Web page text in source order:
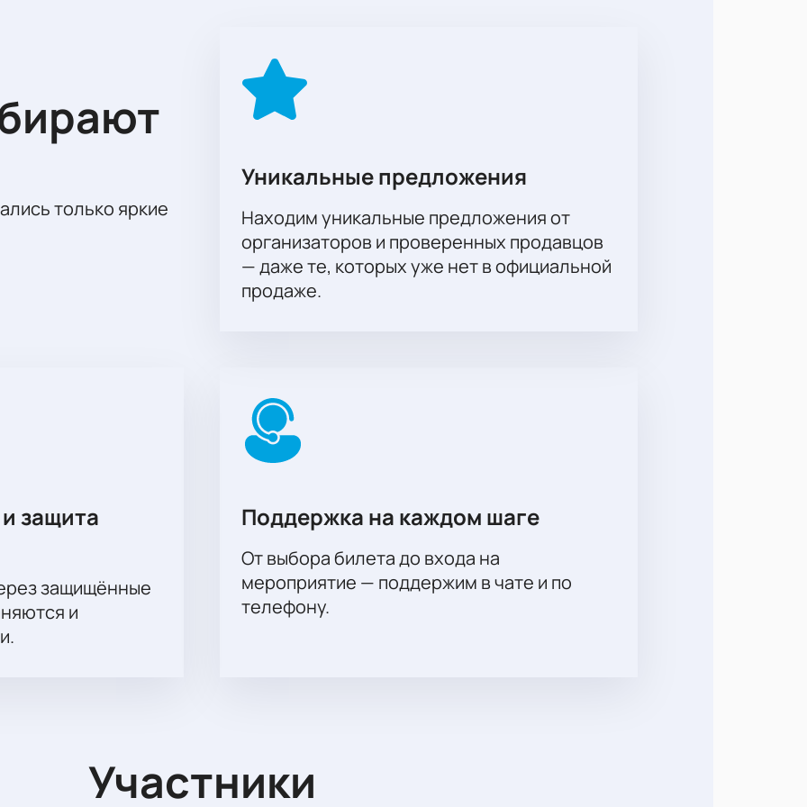
дарит незабываемые эмоции от игры! Ощутите всю гамму спортивного драйва,
стадиона! Купить билеты на матч «Ахмат» - «Зенит» 4 тура РПЛ можно уже сегодня.
заказа на нашем сайте. Подтвердив платеж, ожидайте поступления билетов и чека
только яркие
Уникальные предложения
Находим уникальные предложения от
организаторов и проверенных продавцов
— даже те, которых уже нет в официальной
продаже.
защита
защищённые
и
Поддержка на каждом шаге
От выбора билета до входа на
мероприятие — поддержим в чате и по
телефону.
Участники